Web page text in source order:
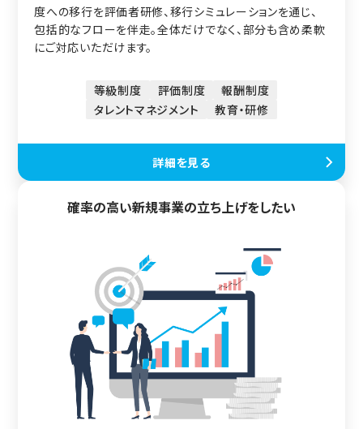
度への移行を評価者研修、移行シミュレーションを通じ、
包括的なフローを伴走。全体だけでなく、部分も含め柔軟
にご対応いただけます。
等級制度 評価制度
報酬制度
タレントマネジメント
教育・研修
詳細を見る
確率の高い新規事業の立ち上げをしたい